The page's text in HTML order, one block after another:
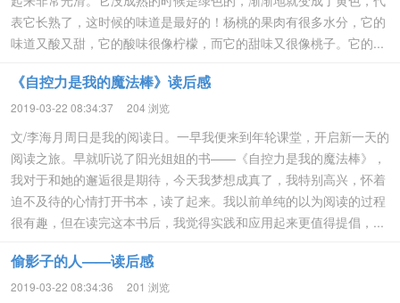
表它长熟了，这时候的味道是最好的！杨桃的果肉有很多水分，它的
味道又酸又甜，它的酸味很像柠檬，而它的甜味又很像桃子。它的...
《自控力是我的魔法棒》读后感
2019-03-22 08:34:37 204 浏览
文/李海月周日是我的阅读日。一早我便来到年轮课堂，开启新一天的
阅读之旅。早就听说了阳光姐姐的书——《自控力是我的魔法棒》，
我对于和她的邂逅很是期待，今天我梦想成真了，我特别高兴，怀着
迫不及待的心情打开书本，读了起来。我以前单纯的以为阅读的过程
很有趣，但在读完这本书后，我觉得实践和应用起来更值得提倡，...
偷影子的人——读后感
2019-03-22 08:34:36 201 浏览